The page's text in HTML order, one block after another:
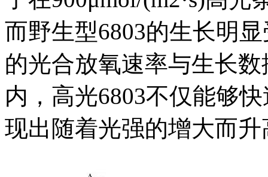
而野生型6803的生长明
的光合放氧速率与生长
内，高光6803不仅能够
现出随着光强的增大而